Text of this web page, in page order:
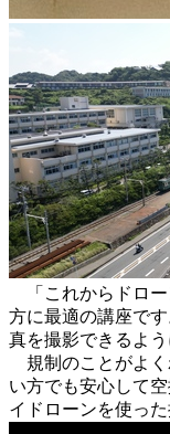
「これからドロー
方に最適の講座で
真を撮影できるよ
規制のことがよく
い方でも安心して
イドローンを使っ